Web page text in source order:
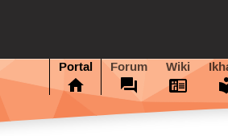
Portal Forum Wiki